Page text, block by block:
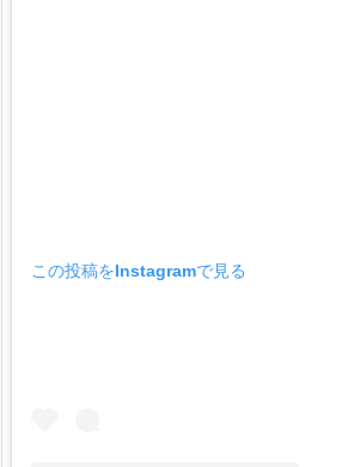
この投稿をInstagramで見る